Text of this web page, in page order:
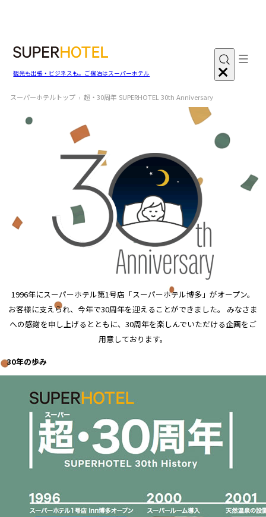
観光も出張・ビジネスも。ご宿泊はスーパーホテル
スーパーホテルトップ 超・30周年 SUPERHOTEL 30th Anniversary
1996年にスーパーホテル第1号店「スーパーホテル博多」がオープン。
お客様に支えられ、今年で30周年を迎えることができました。
みなさま
への感謝を申し上げるとともに、30周年を楽しんでいただける企画をご
用意しております。
30年の歩み